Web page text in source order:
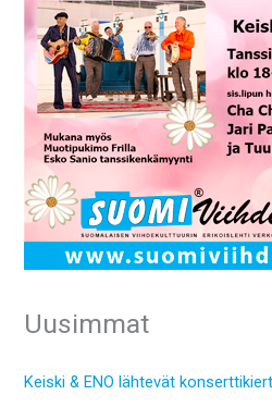
Uusimmat
Keiski & ENO lähtevät